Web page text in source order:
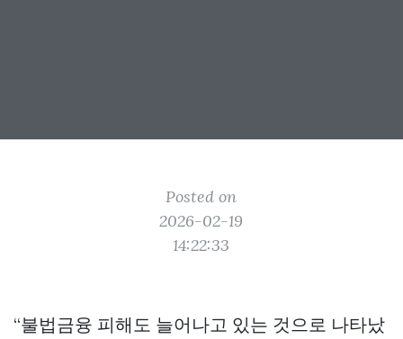
Posted on
2026-02-19
14:22:33
“불법금융 피해도 늘어나고 있는 것으로 나타났